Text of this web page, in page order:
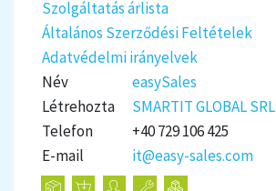
Szolgáltatás árlista
Általános Szerződési Feltételek
Adatvédelmi irányelvek
Név
easySales
Létrehozta
SMARTIT GLOBAL SRL
Telefon
+40 729 106 425
E-mail
it@easy-sales.com